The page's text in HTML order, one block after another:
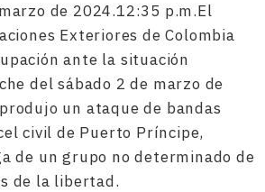
de 2024.12:35 p.m.El
Exteriores de Colombia
ante la situación
del sábado 2 de marzo de
un ataque de bandas
civil de Puerto Príncipe,
de un grupo no determinado de
de la libertad.